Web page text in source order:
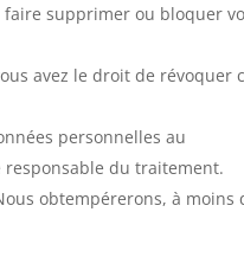
supprimer ou bloquer
avez le droit de révoquer
personnelles au
du traitement.
obtempérerons, à moins